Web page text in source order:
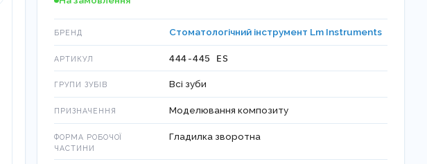
БРЕНД Стоматологічний інструмент Lm Instruments
АРТИКУЛ 444-445 ES
ГРУПИ ЗУБІВ Всі зуби
ПРИЗНАЧЕННЯ Моделювання композиту
ФОРМА РОБОЧОЇ
ЧАСТИНИ
Гладилка зворотна